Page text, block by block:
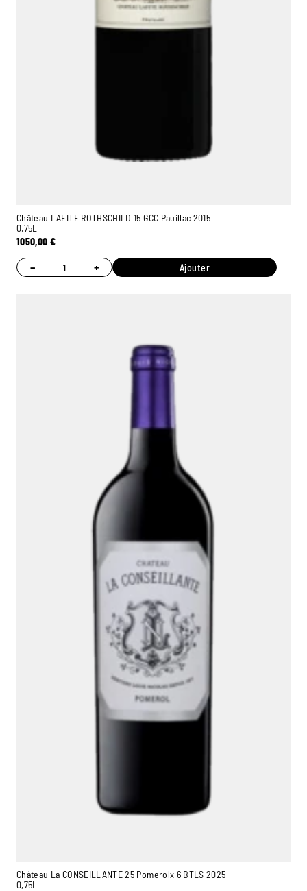
Château LAFITE ROTHSCHILD 15 GCC Pauillac 2015
0,75L
1050,00 €
− + Ajouter
Château La CONSEILLANTE 25 Pomerolx 6 BTLS 2025
0,75L